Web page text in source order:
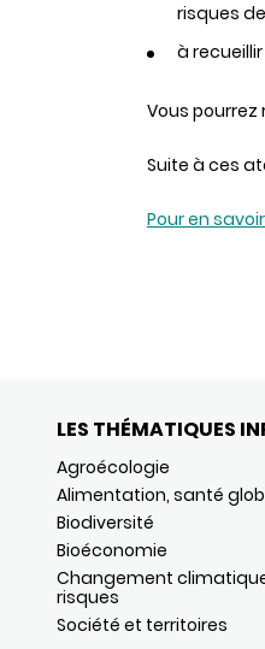
risques
à
Vous
Suite à ces
Pour en
LES THÉMATIQUES
Agroécologie
Alimentation, santé
Biodiversité
Bioéconomie
Changement
risques
Société et territoires